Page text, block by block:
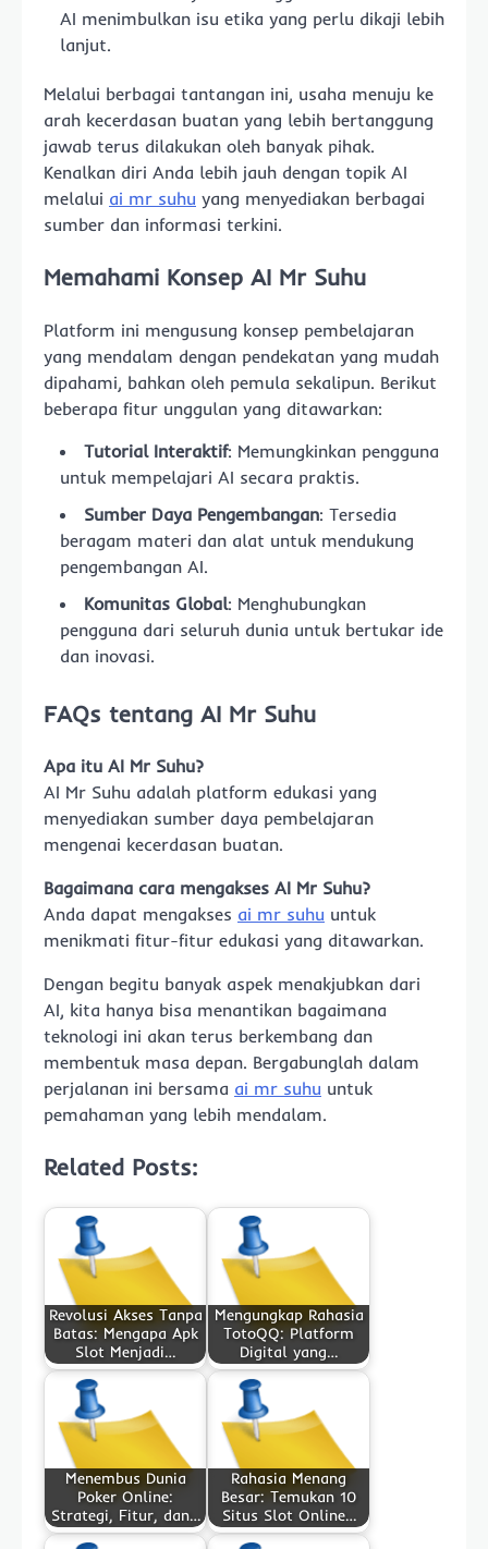
AI menimbulkan isu etika yang perlu dikaji lebih
lanjut.
Melalui berbagai tantangan ini, usaha menuju ke
arah kecerdasan buatan yang lebih bertanggung
jawab terus dilakukan oleh banyak pihak.
Kenalkan diri Anda lebih jauh dengan topik AI
melalui ai mr suhu yang menyediakan berbagai
sumber dan informasi terkini.
Memahami Konsep AI Mr Suhu
Platform ini mengusung konsep pembelajaran
yang mendalam dengan pendekatan yang mudah
dipahami, bahkan oleh pemula sekalipun. Berikut
beberapa fitur unggulan yang ditawarkan:
Tutorial Interaktif: Memungkinkan pengguna
untuk mempelajari AI secara praktis.
Sumber Daya Pengembangan: Tersedia
beragam materi dan alat untuk mendukung
pengembangan AI.
Komunitas Global: Menghubungkan
pengguna dari seluruh dunia untuk bertukar ide
dan inovasi.
FAQs tentang AI Mr Suhu
Apa itu AI Mr Suhu?
AI Mr Suhu adalah platform edukasi yang
menyediakan sumber daya pembelajaran
mengenai kecerdasan buatan.
Bagaimana cara mengakses AI Mr Suhu?
Anda dapat mengakses ai mr suhu untuk
menikmati fitur-fitur edukasi yang ditawarkan.
Dengan begitu banyak aspek menakjubkan dari
AI, kita hanya bisa menantikan bagaimana
teknologi ini akan terus berkembang dan
membentuk masa depan. Bergabunglah dalam
perjalanan ini bersama ai mr suhu untuk
pemahaman yang lebih mendalam.
Related Posts:
Revolusi Akses Tanpa
Batas: Mengapa Apk
Slot Menjadi…
Mengungkap Rahasia
TotoQQ: Platform
Digital yang…
Menembus Dunia
Poker Online:
Strategi, Fitur, dan…
Rahasia Menang
Besar: Temukan 10
Situs Slot Online…